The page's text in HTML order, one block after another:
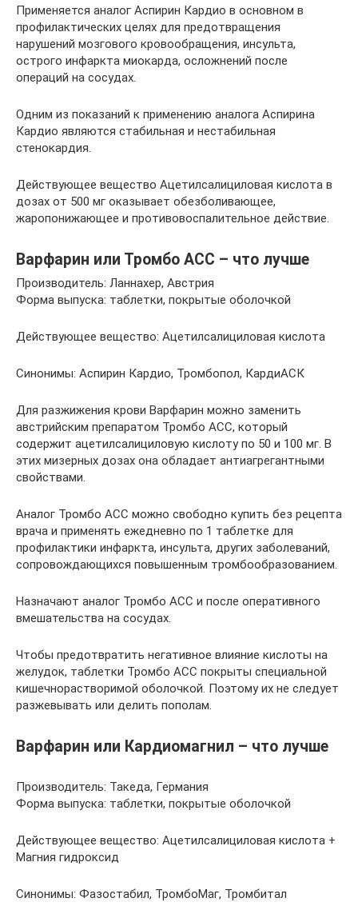
Применяется аналог Аспирин Кардио в основном в
профилактических целях для предотвращения
нарушений мозгового кровообращения, инсульта,
острого инфаркта миокарда, осложнений после
операций на сосудах.
Одним из показаний к применению аналога Аспирина
Кардио являются стабильная и нестабильная
стенокардия.
Действующее вещество Ацетилсалициловая кислота в
дозах от 500 мг оказывает обезболивающее,
жаропонижающее и противовоспалительное действие.
Варфарин или Тромбо АСС – что лучше
Производитель: Ланнахер, Австрия
Форма выпуска: таблетки, покрытые оболочкой
Действующее вещество: Ацетилсалициловая кислота
Синонимы: Аспирин Кардио, Тромбопол, КардиАСК
Для разжижения крови Варфарин можно заменить
австрийским препаратом Тромбо АСС, который
содержит ацетилсалициловую кислоту по 50 и 100 мг. В
этих мизерных дозах она обладает антиагрегантными
свойствами.
Аналог Тромбо АСС можно свободно купить без рецепта
врача и применять ежедневно по 1 таблетке для
профилактики инфаркта, инсульта, других заболеваний,
сопровождающихся повышенным тромбообразованием.
Назначают аналог Тромбо АСС и после оперативного
вмешательства на сосудах.
Чтобы предотвратить негативное влияние кислоты на
желудок, таблетки Тромбо АСС покрыты специальной
кишечнорастворимой оболочкой. Поэтому их не следует
разжевывать или делить пополам.
Варфарин или Кардиомагнил – что лучше
Производитель: Такеда, Германия
Форма выпуска: таблетки, покрытые оболочкой
Действующее вещество: Ацетилсалициловая кислота +
Магния гидроксид
Синонимы: Фазостабил, ТромбоМаг, Тромбитал